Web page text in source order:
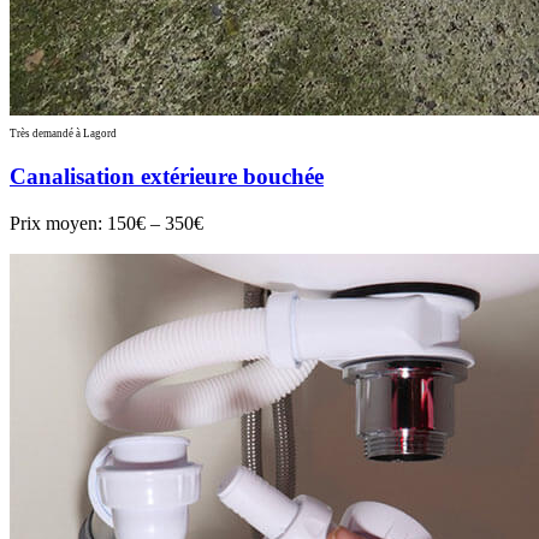
Très demandé à Lagord
Canalisation extérieure bouchée
Prix moyen: 150€ – 350€